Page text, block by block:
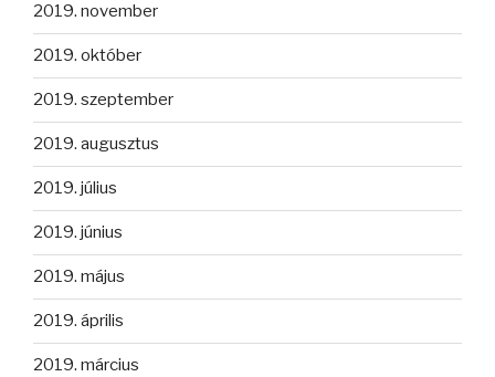
2019. november
2019. október
2019. szeptember
2019. augusztus
2019. július
2019. június
2019. május
2019. április
2019. március